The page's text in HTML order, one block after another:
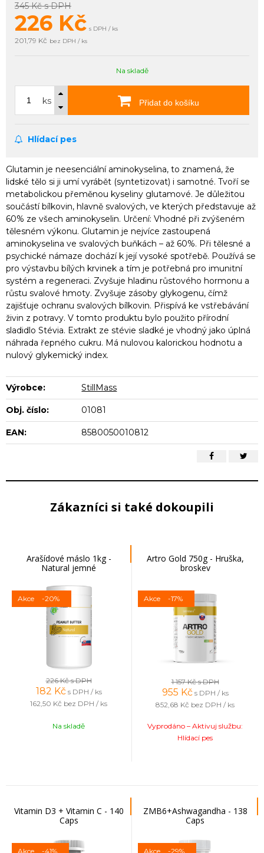
345 Kčs DPH
226 Kč s DPH / ks
201,79 Kč bez DPH / ks
Na skladě
ks Přidat do košíku
Hlídací pes
Glutamin je neesenciální aminokyselina, to znamená, že
lidské tělo si ji umí vyrábět (syntetizovat) i samotné. Tvoří se
metabolickou přeměnou kyseliny glutamové. Je důležitou
součástí bílkovin, hlavně svalových, ve kterých představuje až
60% ze všech aminokyselin. Určení: Vhodné při zvýšeném
tělesném výkonu. Glutamin je nejvíce zastoupená
aminokyselina ve svalových buňkách – až 60%. Při tělesné a
psychické námaze dochází k její vysoké spotřebě. Používá se
pro výstavbu bílých krvinek a tím je potřebná pro imunitní
systém a regeneraci. Zvyšuje hladinu růstového hormonu a
růstu svalové hmoty. Zvyšuje zásoby glykogenu, čímž
zajišťuje ochranu svalových bílkovin. Přispívá ke vstřebávání
živin z potravy. V tomto produktu bylo použito přírodní
sladidlo Stévia. Extrakt ze stévie sladké je vhodný jako úplná
náhrada řepného cukru. Má nulovou kalorickou hodnotu a
nulový glykemický index.
Výrobce: StillMass
Obj. číslo: 01081
EAN: 8580050010812
Zákazníci si také dokoupili
Arašídové máslo 1kg -
Natural jemné
Akce -20%
226 Kčs DPH
182 Kč s DPH / ks
162,50 Kč bez DPH / ks
Na skladě
Artro Gold 750g - Hruška,
broskev
Akce -17%
1 157 Kčs DPH
955 Kč s DPH / ks
852,68 Kč bez DPH / ks
Vyprodáno – Aktivuj službu:
Hlídací pes
Vitamin D3 + Vitamin C - 140
Caps
Akce -41%
ZMB6+Ashwagandha - 138
Caps
Akce -29%